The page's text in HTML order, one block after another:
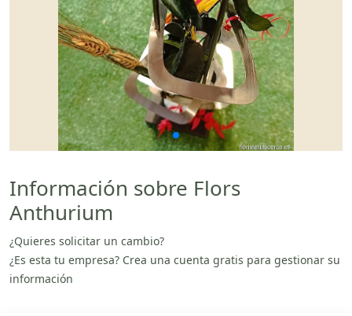
Información sobre Flors
Anthurium
¿Quieres solicitar un cambio?
¿Es esta tu empresa? Crea una cuenta gratis para gestionar su
información